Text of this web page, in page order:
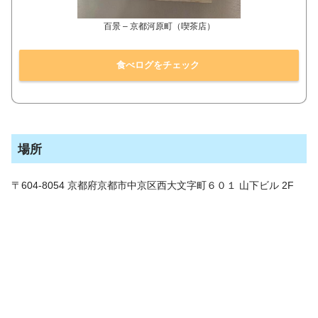
百景 – 京都河原町（喫茶店）
食べログをチェック
場所
〒604-8054 京都府京都市中京区西大文字町６０１ 山下ビル 2F